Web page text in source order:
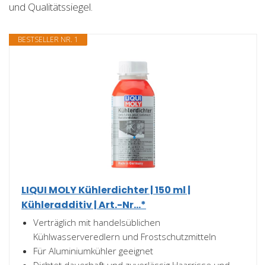
und Qualitätssiegel.
BESTSELLER NR. 1
LIQUI MOLY Kühlerdichter | 150 ml |
Kühleradditiv | Art.-Nr...*
Verträglich mit handelsüblichen
Kühlwasserveredlern und Frostschutzmitteln
Für Aluminiumkühler geeignet